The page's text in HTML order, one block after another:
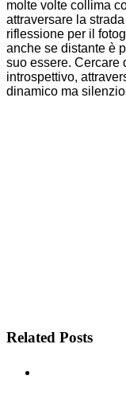
molte volte collima
attraversare la
riflessione per il
anche se distante è
suo essere. Cercare
introspettivo,
dinamico ma
Related Posts